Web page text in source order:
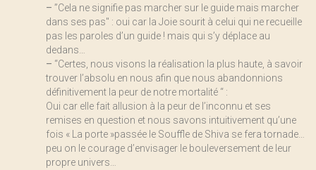
– ”Cela ne signifie pas marcher sur le guide mais marcher
dans ses pas" : oui car la Joie sourit à celui qui ne recueille
pas les paroles d’un guide ! mais qui s’y déplace au
dedans…
– “Certes, nous visons la réalisation la plus haute, à savoir
trouver l’absolu en nous afin que nous abandonnions
définitivement la peur de notre mortalité “ :
Oui car elle fait allusion à la peur de l’inconnu et ses
remises en question et nous savons intuitivement qu’une
fois « La porte »passée le Souffle de Shiva se fera tornade…
peu on le courage d’envisager le bouleversement de leur
propre univers…